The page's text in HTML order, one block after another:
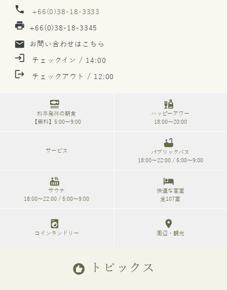
phone +66(0)38-18-3333
print +66(0)38-18-3345
mail お問い合わせはこちら
login チェックイン / 14:00
logout チェックアウト / 12:00
set_meal
料亭発祥の朝食
【無料】5:00～9:00
liquor
ハッピーアワー
18:00～20:00
サービス
bathtub
パブリックバス
18:00～22:00 / 5:00～9:00
hot_tub
サウナ
18:00～22:00 / 5:00～9:00
hotel
快適な客室
全107室
local_laundry_service
コインランドリー
location_on
周辺・観光
recommend トピックス